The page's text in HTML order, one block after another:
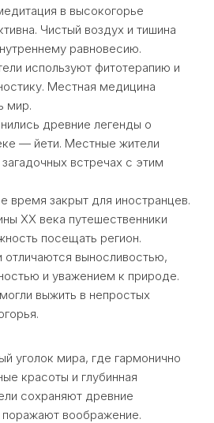
в высокогорье
Чистый воздух и тишина
равновесию.
используют фитотерапию и
Местная медицина
мир.
древние легенды о
— йети. Местные жители
встречах с этим
время закрыт для иностранцев.
XX века путешественники
посещать регион.
выносливостью,
и уважением к природе.
выжить в непростых
уголок мира, где гармонично
красоты и глубинная
сохраняют древние
поражают воображение.